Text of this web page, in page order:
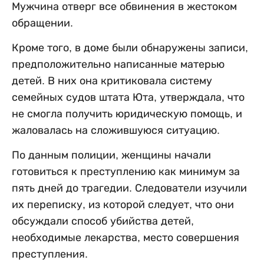
Мужчина отверг все обвинения в жестоком
обращении.
Кроме того, в доме были обнаружены записи,
предположительно написанные матерью
детей. В них она критиковала систему
семейных судов штата Юта, утверждала, что
не смогла получить юридическую помощь, и
жаловалась на сложившуюся ситуацию.
По данным полиции, женщины начали
готовиться к преступлению как минимум за
пять дней до трагедии. Следователи изучили
их переписку, из которой следует, что они
обсуждали способ убийства детей,
необходимые лекарства, место совершения
преступления.